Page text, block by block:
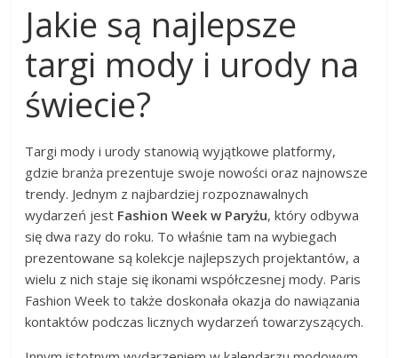
Jakie są najlepsze
targi mody i urody na
świecie?
Targi mody i urody stanowią wyjątkowe platformy,
gdzie branża prezentuje swoje nowości oraz najnowsze
trendy. Jednym z najbardziej rozpoznawalnych
wydarzeń jest Fashion Week w Paryżu, który odbywa
się dwa razy do roku. To właśnie tam na wybiegach
prezentowane są kolekcje najlepszych projektantów, a
wielu z nich staje się ikonami współczesnej mody. Paris
Fashion Week to także doskonała okazja do nawiązania
kontaktów podczas licznych wydarzeń towarzyszących.